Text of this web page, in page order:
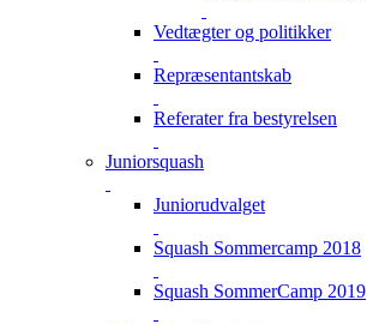
Vedtægter og politikker
Repræsentantskab
Referater fra bestyrelsen
Juniorsquash
Juniorudvalget
Squash Sommercamp 2018
Squash SommerCamp 2019